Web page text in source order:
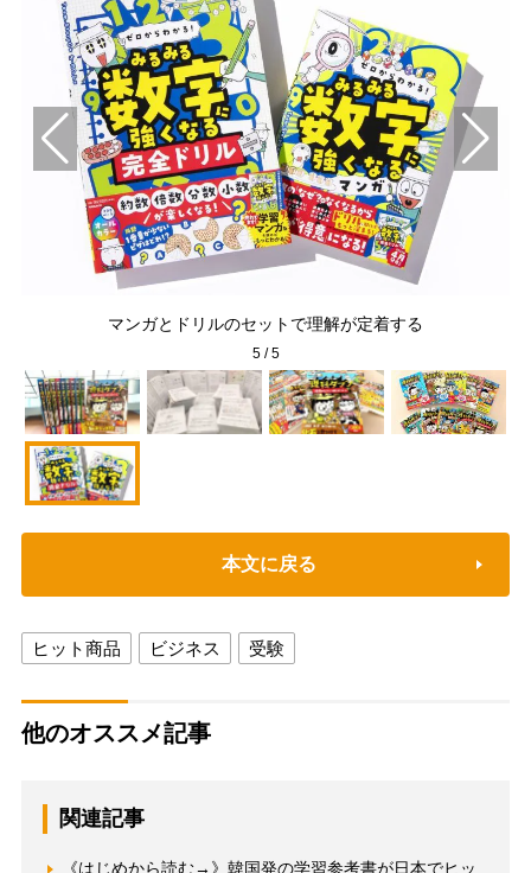
マンガとドリルのセットで理解が定着する
5/5
本文に戻る
ヒット商品 ビジネス 受験
他のオススメ記事
関連記事
《はじめから読む→》韓国発の学習参考書が日本でヒッ